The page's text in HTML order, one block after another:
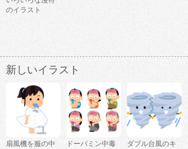
のイラスト
新しいイラスト
扇風機を服の中 ドーパミン中毒 ダブル台風のキ